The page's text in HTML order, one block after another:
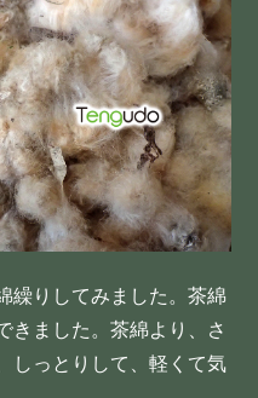
繰りしてみました。茶綿
きました。茶綿より、さ
しっとりして、軽くて気